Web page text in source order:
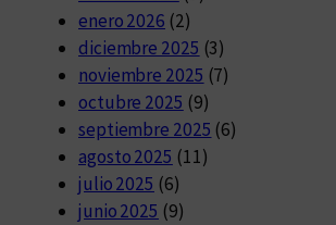
enero 2026 (2)
diciembre 2025 (3)
noviembre 2025 (7)
octubre 2025 (9)
septiembre 2025 (6)
agosto 2025 (11)
julio 2025 (6)
junio 2025 (9)